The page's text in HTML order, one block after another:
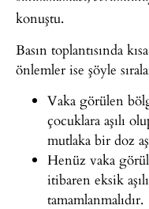
konuştu.
Basın toplantısında
önlemler ise şöyle
Vaka görülen
çocuklara aşılı
mutlaka bir doz
Henüz vaka
itibaren eksik
tamamlanmalıdır.